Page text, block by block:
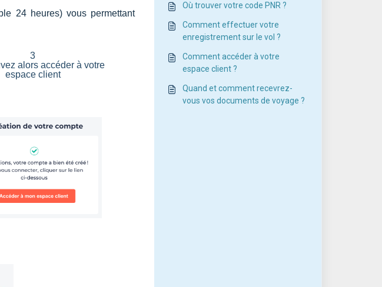
24 heures) vous permettant
3
alors accéder à votre
espace client
Où trouver votre code PNR ?
Comment effectuer votre
enregistrement sur le vol ?
Comment accéder à votre
espace client ?
Quand et comment recevrez-
vous vos documents de voyage ?